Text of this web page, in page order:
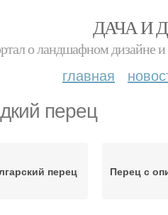
ДАЧА И
о ландшафном дизайне и
главная
перец
перец Перец с